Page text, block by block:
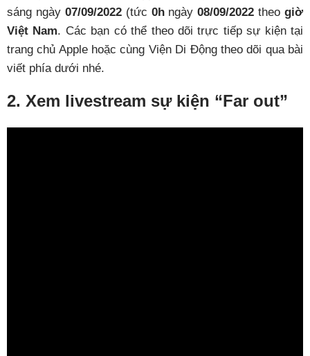
sáng ngày 07/09/2022(tức 0hngày08/09/2022 theo giờ
Việt Nam. Các bạn có thể theo dõi trực tiếp sự kiện tại
trang chủ Apple hoặc cùng Viện Di Động theo dõi qua bài
viết phía dưới nhé.
2. Xem livestream sự kiện “Far out”